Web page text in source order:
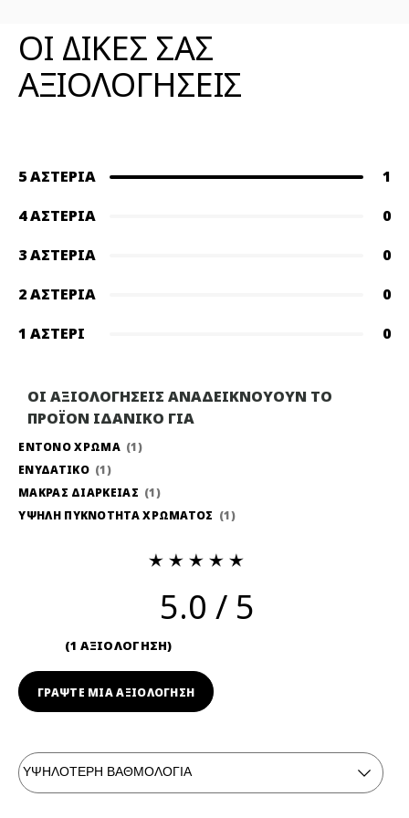
ΟΙ ΔΙΚΕΣ ΣΑΣ
ΑΞΙΟΛΟΓΗΣΕΙΣ
5 ΑΣΤΈΡΙΑ
1
4 ΑΣΤΈΡΙΑ
0
3 ΑΣΤΈΡΙΑ
0
2 ΑΣΤΈΡΙΑ
0
1 ΑΣΤΈΡΙ
0
ΟΙ ΑΞΙΟΛΟΓΗΣΕΙΣ ΑΝΑΔΕΙΚΝΟΥΟΥΝ ΤΟ
ΠΡΟΪΟΝ ΙΔΑΝΙΚΟ ΓΙΑ
ΕΝΤΟΝΟ ΧΡΩΜΑ
1
ΕΝΥΔΑΤΙΚΟ
1
ΜΑΚΡΑΣ ΔΙΑΡΚΕΙΑΣ
1
ΥΨΗΛΗ ΠΥΚΝΟΤΗΤΑ ΧΡΩΜΑΤΟΣ
1
5.0
1 ΑΞΙΟΛΟΓΗΣΗ
ΓΡΆΨΤΕ ΜΙΑ ΑΞΙΟΛΟΓΗΣΗ